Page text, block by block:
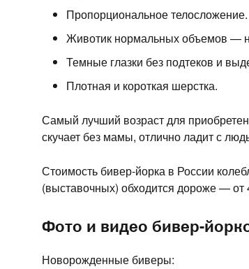
Пропорциональное телосложение.
Животик нормальных объемов —
Темные глазки без подтеков и
Плотная и короткая шерстка.
Самый лучший возраст для
скучает без мамы, отлично ладит с
Стоимость бивер-йорка в России
(выставочных) обходится дороже — от
Фото и видео бивер-
Новорожденные биверы: